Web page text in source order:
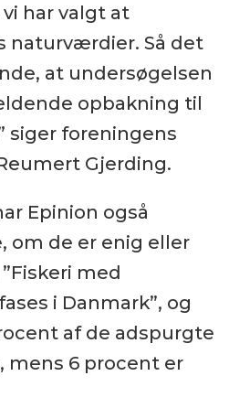
har valgt at
naturværdier. Så det
at undersøgelsen
opbakning til
siger foreningens
Gjerding.
Epinion også
om de er enig eller
med
i Danmark”, og
af de adspurgte
mens 6 procent er